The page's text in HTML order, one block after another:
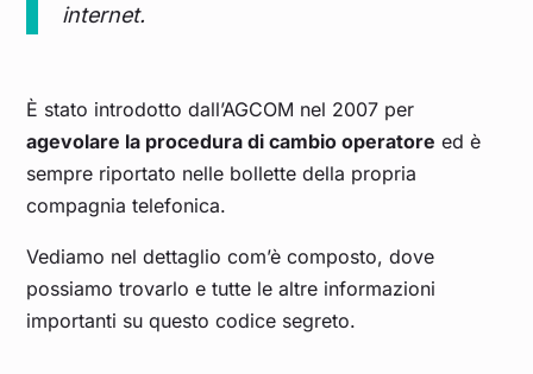
internet.
È stato introdotto dall’AGCOM nel 2007 per
agevolare la procedura di cambio operatore ed è
sempre riportato nelle bollette della propria
compagnia telefonica.
Vediamo nel dettaglio com’è composto, dove
possiamo trovarlo e tutte le altre informazioni
importanti su questo codice segreto.